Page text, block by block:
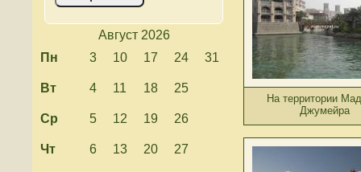
Август 2026
Пн
3 10 17 24 31
Вт 4 11 18 25
Ср 5 12 19 26
Чт 6 13 20 27
На территории
Джумейра